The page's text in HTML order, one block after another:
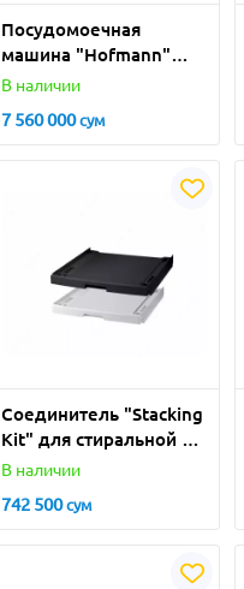
Посудомоечная
машина "Hofmann"
DW-В148BG/HF
комплектов
В наличии
7 560 000сум
Соединитель "Stacking
Kit" для стиральной и
сушильной машины
В наличии
742 500сум